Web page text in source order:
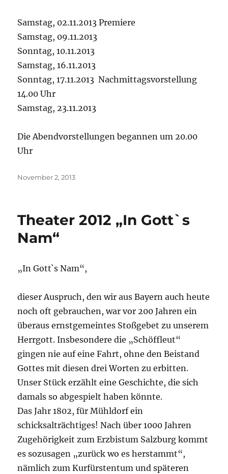
Samstag, 02.11.2013 Premiere
Samstag, 09.11.2013
Sonntag, 10.11.2013
Samstag, 16.11.2013
Sonntag, 17.11.2013 Nachmittagsvorstellung
14.00 Uhr
Samstag, 23.11.2013
Die Abendvorstellungen begannen um 20.00
Uhr
Veröffentlicht
November 2, 2013
Theater 2012 „In Gott`s
Nam“
„In Gott`s Nam“,
dieser Auspruch, den wir aus Bayern auch heute
noch oft gebrauchen, war vor 200 Jahren ein
überaus ernstgemeintes Stoßgebet zu unserem
Herrgott. Insbesondere die „Schöffleut“
gingen nie auf eine Fahrt, ohne den Beistand
Gottes mit diesen drei Worten zu erbitten.
Unser Stück erzählt eine Geschichte, die sich
damals so abgespielt haben könnte.
Das Jahr 1802, für Mühldorf ein
schicksalträchtiges! Nach über 1000 Jahren
Zugehörigkeit zum Erzbistum Salzburg kommt
es sozusagen „zurück wo es herstammt“,
nämlich zum Kurfürstentum und späteren